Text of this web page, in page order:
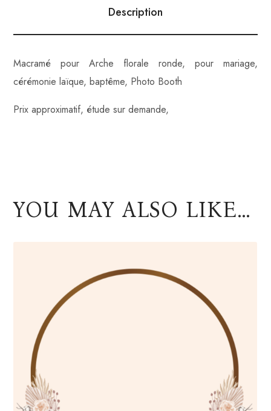
Description
Macramé pour Arche florale ronde, pour mariage,
cérémonie laïque, baptême, Photo Booth
Prix approximatif, étude sur demande,
YOU MAY ALSO LIKE…